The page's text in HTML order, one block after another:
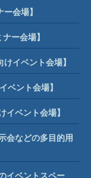
会場】
ー会場】
イベント会場】
ント会場】
ベント会場】
会などの多目的用
イベントスペー